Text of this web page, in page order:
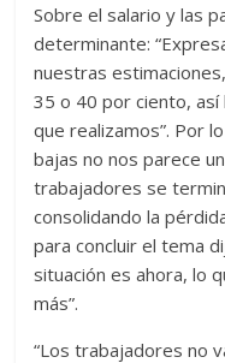
Sobre el salario y las
determinante:
nuestras
35 o 40 por ciento,
que realizamos”. Por
bajas no nos parece
trabajadores se
consolidando la
para concluir el tema
situación es ahora, lo
más”.
“Los trabajadores no